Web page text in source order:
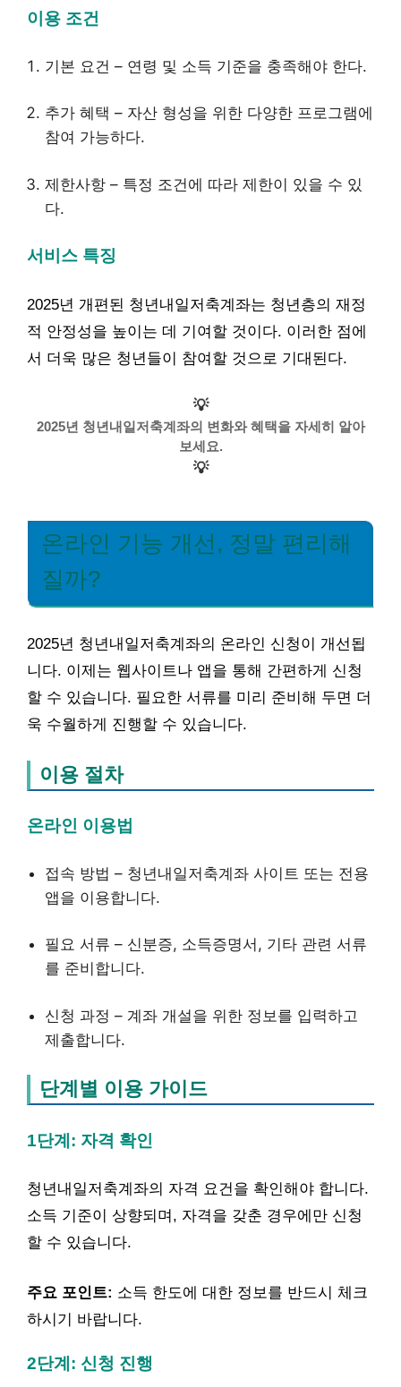
이용 조건
기본 요건 – 연령 및 소득 기준을 충족해야 한다.
추가 혜택 – 자산 형성을 위한 다양한 프로그램에
참여 가능하다.
제한사항 – 특정 조건에 따라 제한이 있을 수 있
다.
서비스 특징
2025년 개편된 청년내일저축계좌는 청년층의 재정
적 안정성을 높이는 데 기여할 것이다. 이러한 점에
서 더욱 많은 청년들이 참여할 것으로 기대된다.
💡
2025년 청년내일저축계좌의 변화와 혜택을 자세히 알아
보세요.
💡
온라인 기능 개선, 정말 편리해
질까?
2025년 청년내일저축계좌의 온라인 신청이 개선됩
니다. 이제는 웹사이트나 앱을 통해 간편하게 신청
할 수 있습니다. 필요한 서류를 미리 준비해 두면 더
욱 수월하게 진행할 수 있습니다.
이용 절차
온라인 이용법
접속 방법 – 청년내일저축계좌 사이트 또는 전용
앱을 이용합니다.
필요 서류 – 신분증, 소득증명서, 기타 관련 서류
를 준비합니다.
신청 과정 – 계좌 개설을 위한 정보를 입력하고
제출합니다.
단계별 이용 가이드
1단계: 자격 확인
청년내일저축계좌의 자격 요건을 확인해야 합니다.
소득 기준이 상향되며, 자격을 갖춘 경우에만 신청
할 수 있습니다.
주요 포인트: 소득 한도에 대한 정보를 반드시 체크
하시기 바랍니다.
2단계: 신청 진행